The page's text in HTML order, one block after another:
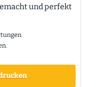
und perfekt